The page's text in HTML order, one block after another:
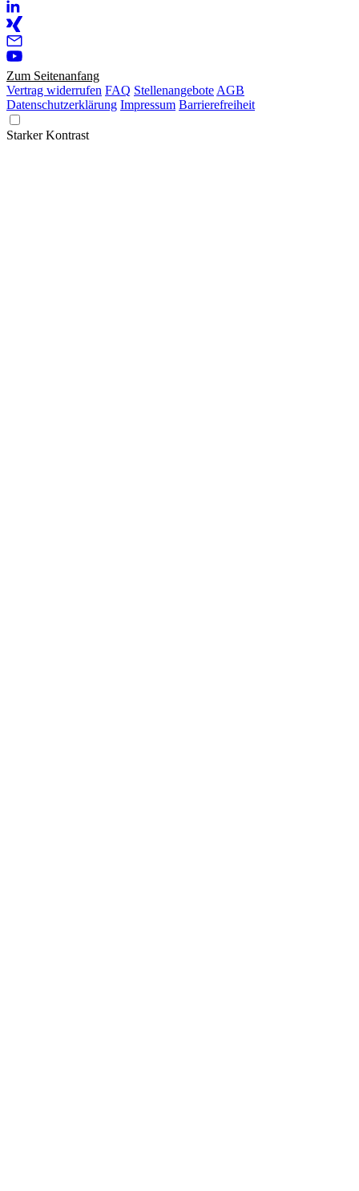
Zum Seitenanfang
Vertrag widerrufen FAQ Stellenangebote AGB
Datenschutzerklärung Impressum Barrierefreiheit
Starker Kontrast